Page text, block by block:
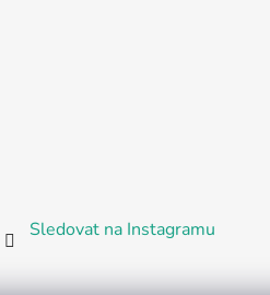
Sledovat na Instagramu